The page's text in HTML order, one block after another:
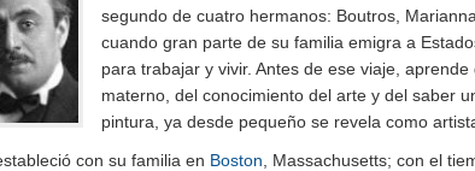
segundo de cuatro hermanos: Boutros,
cuando gran parte de su familia emigra a
para trabajar y vivir. Antes de ese viaje,
materno, del conocimiento del arte y del saber
pintura, ya desde pequeño se revela como
con su familia en Boston , Massachusetts; con el